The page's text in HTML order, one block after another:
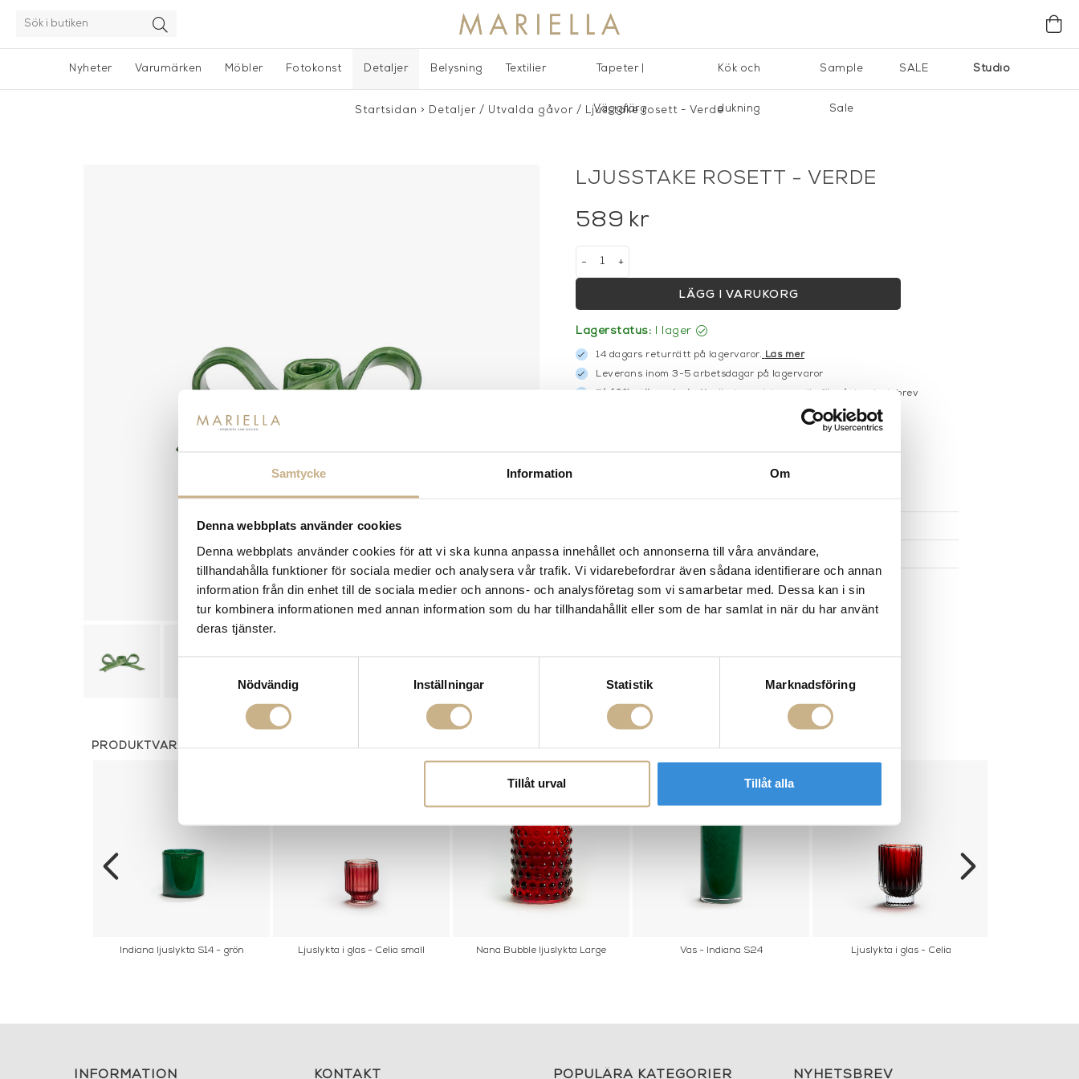
Samtycke Information Om
Denna webbplats använder cookies
Denna webbplats använder cookies för att vi ska kunna anpassa innehållet och annonserna till våra användare,
tillhandahålla funktioner för sociala medier och analysera vår trafik. Vi vidarebefordrar även sådana identifierare och annan
information från din enhet till de sociala medier och annons- och analysföretag som vi samarbetar med. Dessa kan i sin
tur kombinera informationen med annan information som du har tillhandahållit eller som de har samlat in när du har använt
deras tjänster.
Nödvändig
Inställningar Statistik Marknadsföring
Tillåt urval Tillåt alla
Nyheter Studio
Varumärken Möbler Fotokonst Detaljer Belysning Textilier Tapeter |
Väggfärg
Kök och
dukning
Sample
Sale
SALE
Startsidan > Detaljer / Utvalda gåvor / Ljusstake rosett - Verde
LJUSSTAKE ROSETT - VERDE
589 kr
+
-
LÄGG I VARUKORG
Lagerstatus: I lager
14 dagars returrätt på lagervaror. Läs mer
Leverans inom 3-5 arbetsdagar på lagervaror
Få 10% välkomstrabatt
när du registrerar dig för vårt nyhetsbrev
Fri frakt på mindra varor vid köp över 1000:-
SPECIFIKATIONER
PRODUKTVARIANTER
Indiana ljuslykta S14 - grön Ljuslykta i glas - Celia small Nana Bubble ljuslykta Large Vas - Indiana S24 Ljuslykta i glas - Celia
INFORMATION KONTAKT POPULÄRA KATEGORIER NYHETSBREV